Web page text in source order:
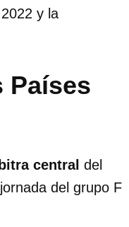
y la
Países
central del
del grupo F